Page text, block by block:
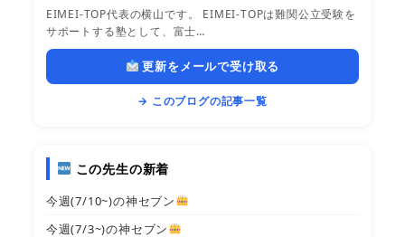
EIMEI-TOP代表の横山です。 EIMEI-TOPは難関公立受験を
サポートする塾として、富士…
更新をメールで受け取る
→ このブログの記事一覧
この先生の新着
今週(7/10~)の神セブン
今週(7/3~)の神セブン